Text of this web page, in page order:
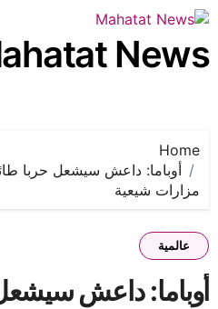
التجاوز
إلى
المحتوى
News
Home
أوباما: داعش سيشعل حربا
مزارات شيعية
عالمية
أوباما: داعش